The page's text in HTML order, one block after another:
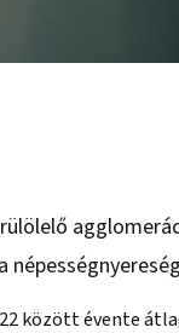
között évente